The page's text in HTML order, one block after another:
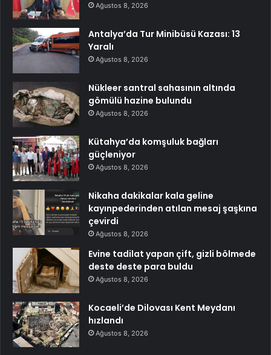
Ağustos 8, 2026
Antalya’da Tur Minibüsü Kazası: 13
Yaralı
Ağustos 8, 2026
Nükleer santral sahasının altında
gömülü hazine bulundu
Ağustos 8, 2026
Kütahya’da komşuluk bağları
güçleniyor
Ağustos 8, 2026
Nikaha dakikalar kala geline
kayınpederinden atılan mesaj şaşkına
çevirdi
Ağustos 8, 2026
Evine tadilat yapan çift, gizli bölmede
deste deste para buldu
Ağustos 8, 2026
Kocaeli’de Dilovası Kent Meydanı
hızlandı
Ağustos 8, 2026